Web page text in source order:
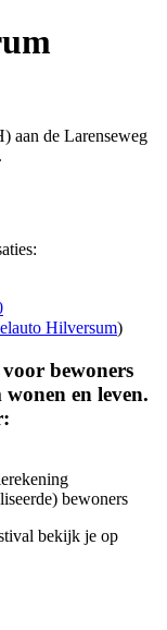
aan de Larenseweg
Hilversum)
bewoners
en leven.
bewoners
bekijk je op